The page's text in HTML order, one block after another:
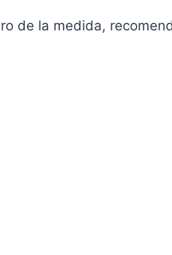
de la medida,